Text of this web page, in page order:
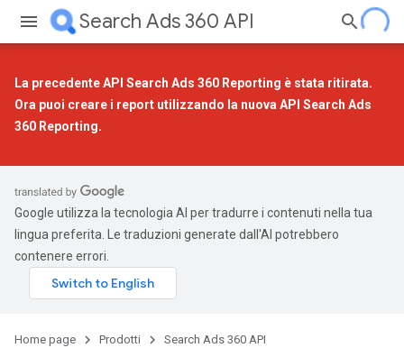
Search Ads 360 API
La precedente API Search Ads 360 Reporting è stata ritirata.
Ora puoi creare i report utilizzando la nuova API Search Ads
360 Reporting.
Google utilizza la tecnologia AI per tradurre i contenuti nella tua
lingua preferita. Le traduzioni generate dall'AI potrebbero
contenere errori.
Home page Prodotti Search Ads 360 API